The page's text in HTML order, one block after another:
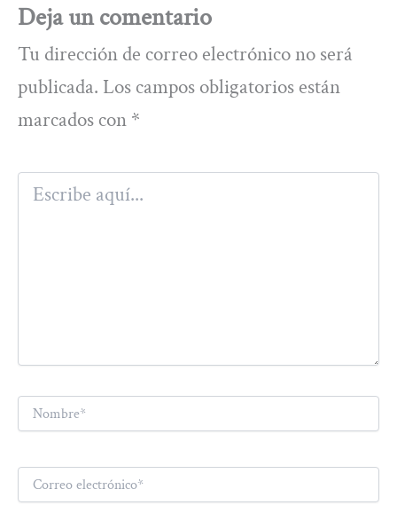
Deja un comentario
Tu dirección de correo electrónico no será
publicada. Los campos obligatorios están
marcados con *
Escribe
aquí...
electrónico*